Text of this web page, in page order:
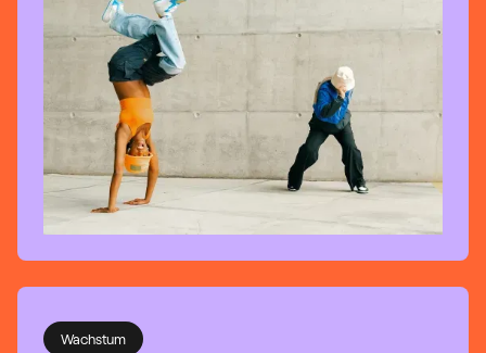
Wachstum